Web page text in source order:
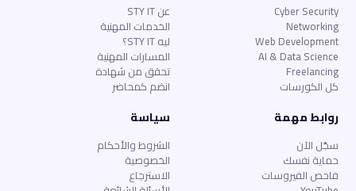
Cyber Security
Networking
Web Development
AI & Data Science
Freelancing
كل الكورسات
عن STY IT
الخدمات المهنية
ليه STY IT؟
المسارات المهنية
تحقق من شهادة
انضم كمحاضر
روابط مهمة
سجّل الآن
حماية نفسك
فاحص الفيروسات
سياسة
الشروط والأحكام
الخصوصية
الاسترجاع